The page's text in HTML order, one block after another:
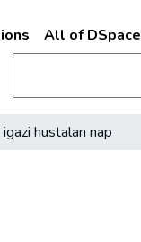
All of DSpace
hustalan nap